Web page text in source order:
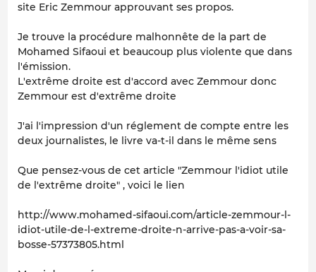
site Eric Zemmour approuvant ses propos.
Je trouve la procédure malhonnête de la part de
Mohamed Sifaoui et beaucoup plus violente que dans
l'émission.
L'extrême droite est d'accord avec Zemmour donc
Zemmour est d'extrême droite
J'ai l'impression d'un réglement de compte entre les
deux journalistes, le livre va-t-il dans le même sens
Que pensez-vous de cet article "Zemmour l'idiot utile
de l'extrême droite" , voici le lien
http://www.mohamed-sifaoui.com/article-zemmour-l-
idiot-utile-de-l-extreme-droite-n-arrive-pas-a-voir-sa-
bosse-57373805.html